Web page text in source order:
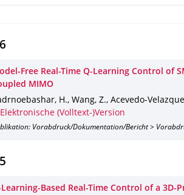
Free Real-Time Q-Learning Control of
MIMO
H., Wang, Z., Acevedo-
Elektronische (Volltext-)Version
Vorabdruck/Dokumentation/Bericht >
Learning-Based Real-Time Control of a